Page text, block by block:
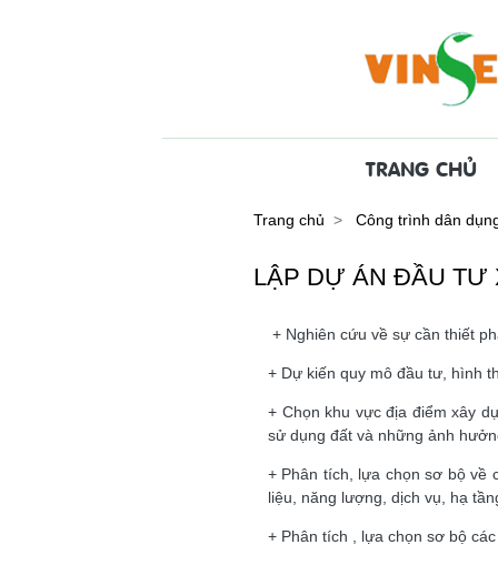
TRANG CHỦ
Trang chủ Công trình dân
LẬP DỰ ÁN ĐẦU TƯ
+ Nghiên cứu về sự cần thiết
+ Dự kiến quy mô đầu tư, hình
+ Chọn khu vực địa điểm xây
sử dụng đất và những ảnh
+ Phân tích, lựa chọn sơ bộ về
liệu, năng lượng, dịch vụ, hạ
+ Phân tích , lựa chọn sơ bộ